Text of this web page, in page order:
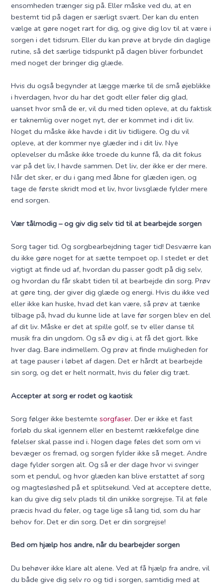
ensomheden trænger sig på. Eller måske ved du, at en
bestemt tid på dagen er særligt svært. Der kan du enten
vælge at gøre noget rart for dig, og give dig lov til at være i
sorgen i det tidsrum. Eller du kan prøve at bryde din daglige
rutine, så det særlige tidspunkt på dagen bliver forbundet
med noget der bringer dig glæde.
Hvis du også begynder at lægge mærke til de små øjeblikke
i hverdagen, hvor du har det godt eller føler dig glad,
uanset hvor små de er, vil du med tiden opleve, at du faktisk
er taknemlig over noget nyt, der er kommet ind i dit liv.
Noget du måske ikke havde i dit liv tidligere. Og du vil
opleve, at der kommer nye glæder ind i dit liv. Nye
oplevelser du måske ikke troede du kunne få, da dit fokus
var på det liv, I havde sammen. Det liv, der ikke er der mere.
Når det sker, er du i gang med åbne for glæden igen, og
tage de første skridt mod et liv, hvor livsglæde fylder mere
end sorgen.
Vær tålmodig – og giv dig selv tid til at bearbejde sorgen
Sorg tager tid. Og sorgbearbejdning tager tid! Desværre kan
du ikke gøre noget for at sætte tempoet op. I stedet er det
vigtigt at finde ud af, hvordan du passer godt på dig selv,
og hvordan du får skabt tiden til at bearbejde din sorg. Prøv
at gøre ting, der giver dig glæde og energi. Hvis du ikke ved
eller ikke kan huske, hvad det kan være, så prøv at tænke
tilbage på, hvad du kunne lide at lave før sorgen blev en del
af dit liv. Måske er det at spille golf, se tv eller danse til
musik fra din ungdom. Og så øv dig i, at få det gjort. Ikke
hver dag. Bare indimellem. Og prøv at finde muligheden for
at tage pauser i løbet af dagen. Det er hårdt at bearbejde
sin sorg, og det er helt normalt, hvis du føler dig træt.
Accepter at sorg er rodet og kaotisk
Sorg følger ikke bestemtesorgfaser. Der er ikke et fast
forløb du skal igennem eller en bestemt rækkefølge dine
følelser skal passe ind i. Nogen dage føles det som om vi
bevæger os fremad, og sorgen fylder ikke så meget. Andre
dage fylder sorgen alt. Og så er der dage hvor vi svinger
som et pendul, og hvor glæden kan blive erstattet af sorg
og magtesløshed på et splitsekund. Ved at acceptere dette,
kan du give dig selv plads til din unikke sorgrejse. Til at føle
præcis hvad du føler, og tage lige så lang tid, som du har
behov for. Det er din sorg. Det er din sorgrejse!
Bed om hjælp hos andre, når du bearbejder sorgen
Du behøver ikke klare alt alene. Ved at få hjælp fra andre, vil
du både give dig selv ro og tid i sorgen, samtidig med at